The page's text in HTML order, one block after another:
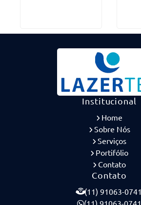
Institucional
Home
Sobre Nós
Serviços
Portifólio
Contato
Contato
(11) 91063-0741
(11) 91063-0741